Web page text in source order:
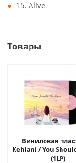
15. Alive
Товары
Виниловая
Kehlani / You
(1LP)